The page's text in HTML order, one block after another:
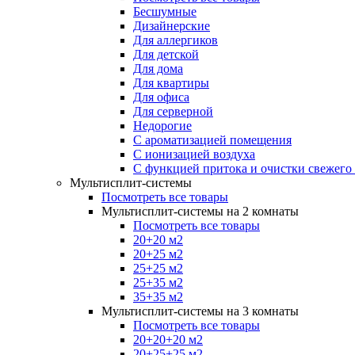
Бесшумные
Дизайнерские
Для аллергиков
Для детской
Для дома
Для квартиры
Для офиса
Для серверной
Недорогие
С ароматизацией помещения
С ионизацией воздуха
С функцией притока и очистки свежего
Мультисплит-системы
Посмотреть все товары
Мультисплит-системы на 2 комнаты
Посмотреть все товары
20+20 м2
20+25 м2
25+25 м2
25+35 м2
35+35 м2
Мультисплит-системы на 3 комнаты
Посмотреть все товары
20+20+20 м2